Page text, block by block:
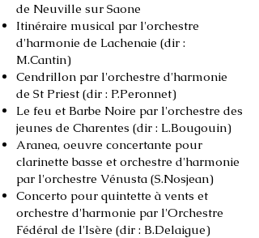
de Neuville sur Saone
Itinéraire musical par l'orchestre
d'harmonie de Lachenaie (dir :
M.Cantin)
Cendrillon par l'orchestre d'harmonie
de St Priest (dir : P.Peronnet)
Le feu et Barbe Noire par l'orchestre des
jeunes de Charentes (dir : L.Bougouin)
Aranea, oeuvre concertante pour
clarinette basse et orchestre d'harmonie
par l'orchestre Vénusta (S.Nosjean)
Concerto pour quintette à vents et
orchestre d'harmonie par l'Orchestre
Fédéral de l'Isère (dir : B.Delaigue)